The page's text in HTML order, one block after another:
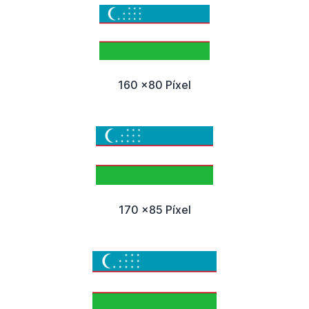
160 x80 Píxel
170 x85 Píxel